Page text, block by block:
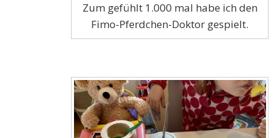
Zum gefühlt 1.000 mal habe ich den
Fimo-Pferdchen-Doktor gespielt.